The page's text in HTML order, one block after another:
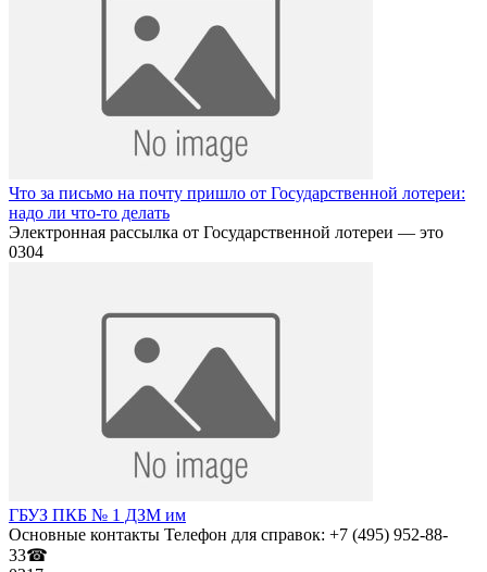
Что за письмо на почту пришло от Государственной лотереи:
надо ли что-то делать
Электронная рассылка от Государственной лотереи — это
0304
ГБУЗ ПКБ № 1 ДЗМ им
Основные контакты Телефон для справок: +7 (495) 952-88-
33☎